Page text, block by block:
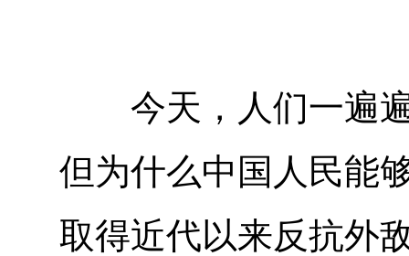
今天，人们一遍遍
但为什么中国人民能
取得近代以来反抗外